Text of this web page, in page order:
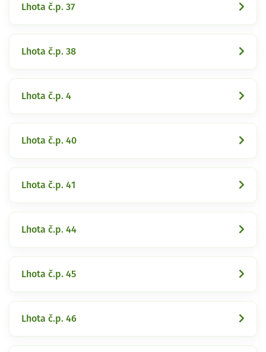
Lhota č.p. 37
Lhota č.p. 38
Lhota č.p. 4
Lhota č.p. 40
Lhota č.p. 41
Lhota č.p. 44
Lhota č.p. 45
Lhota č.p. 46